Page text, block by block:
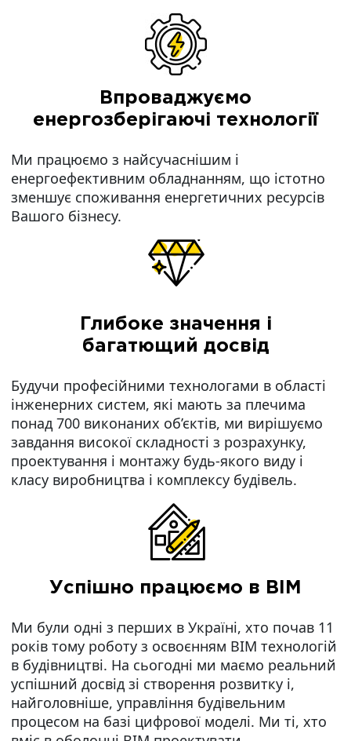
Впроваджуємо
енергозберігаючі технології
Ми працюємо з найсучаснішим і
енергоефективним обладнанням, що істотно
зменшує споживання енергетичних ресурсів
Вашого бізнесу.
Глибоке значення і
багатющий досвід
Будучи професійними технологами в області
інженерних систем, які мають за плечима
понад 700 виконаних об’єктів, ми вирішуємо
завдання високої складності з розрахунку,
проектування і монтажу будь-якого виду і
класу виробництва і комплексу будівель.
Успішно працюємо в BIM
Ми були одні з перших в Україні, хто почав 11
років тому роботу з освоєнням BIM технологій
в будівництві. На сьогодні ми маємо реальний
успішний досвід зі створення розвитку і,
найголовніше, управління будівельним
процесом на базі цифрової моделі. Ми ті, хто